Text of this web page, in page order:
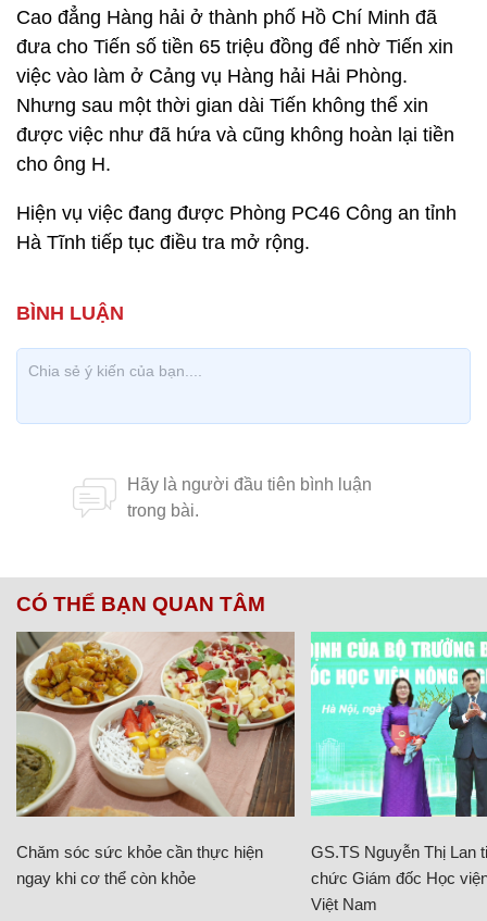
Cao đẳng Hàng hải ở thành phố Hồ Chí Minh đã
đưa cho Tiến số tiền 65 triệu đồng để nhờ Tiến xin
việc vào làm ở Cảng vụ Hàng hải Hải Phòng.
Nhưng sau một thời gian dài Tiến không thể xin
được việc như đã hứa và cũng không hoàn lại tiền
cho ông H.
Hiện vụ việc đang được Phòng PC46 Công an tỉnh
Hà Tĩnh tiếp tục điều tra mở rộng.
CÓ THỂ BẠN QUAN TÂM
Chăm sóc sức khỏe cần thực hiện
ngay khi cơ thể còn khỏe
GS.TS Nguyễn Thị Lan
chức Giám đốc Học
Việt Nam